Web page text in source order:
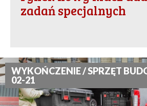
zadań specjalnych
WYKOŃCZENIE / SPRZĘT
02-21